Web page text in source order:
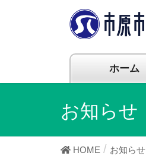
ホーム
お知らせ
HOME お知らせ